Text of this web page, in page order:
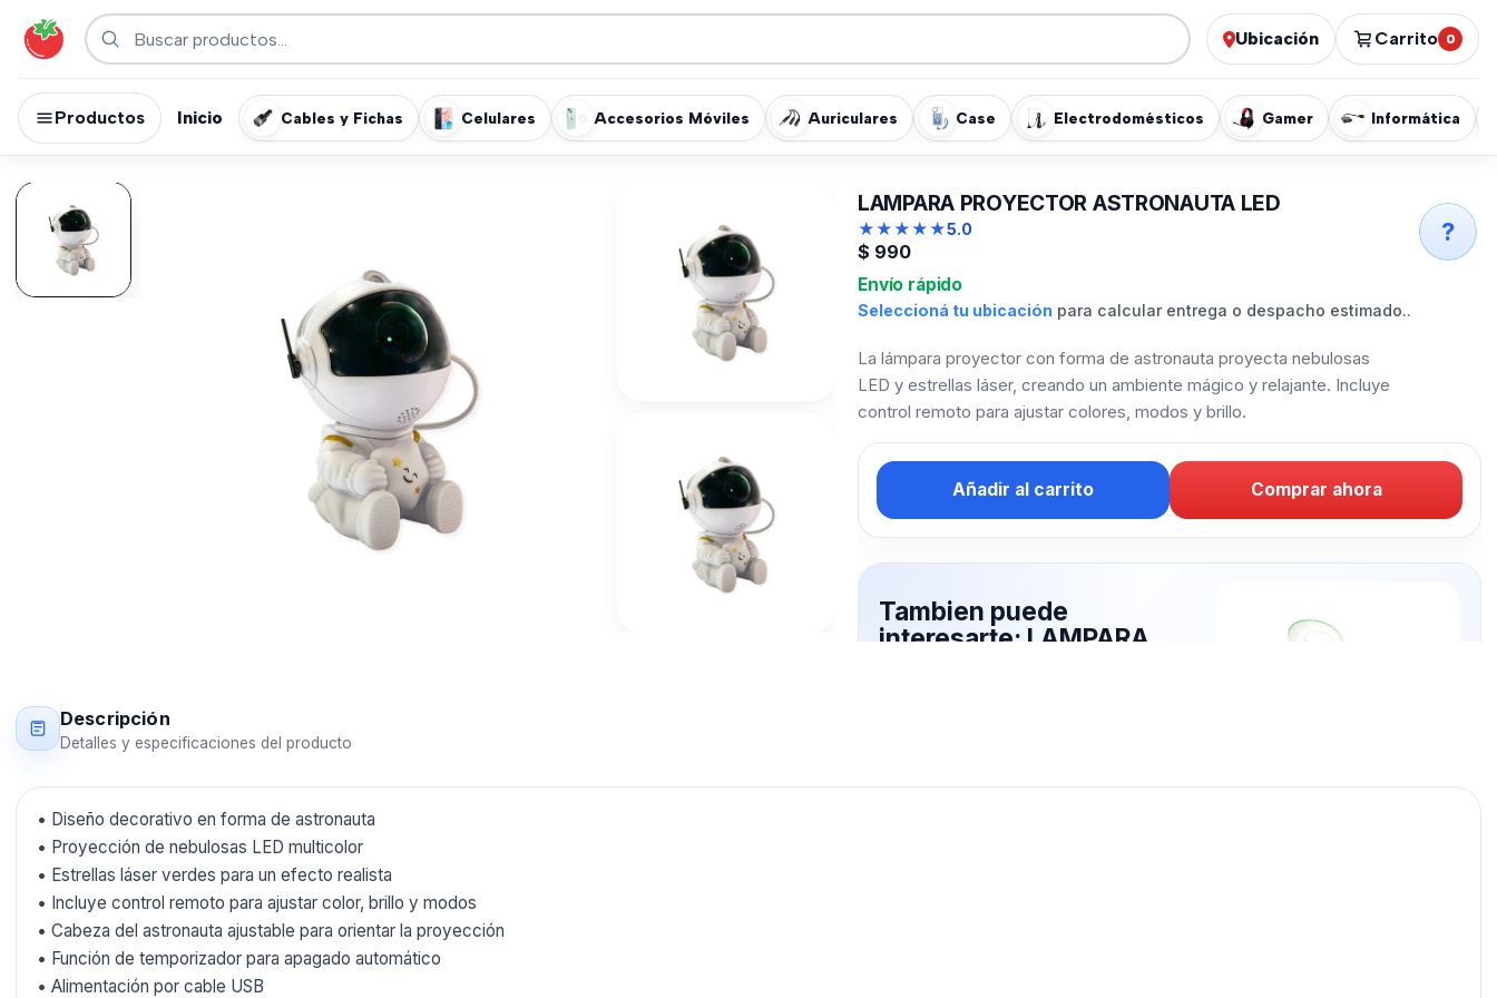
Ubicación Carrito 0
Productos Inicio Cables y Fichas Celulares Accesorios Móviles Auriculares Case Electrodomésticos Gamer Informática
LAMPARA PROYECTOR ASTRONAUTA LED
★★★★★5.0
$ 990
Envío rápido
Seleccioná tu ubicación para calcular entrega o despacho estimado..
La lámpara proyector con forma de astronauta proyecta nebulosas
LED y estrellas láser, creando un ambiente mágico y relajante. Incluye
control remoto para ajustar colores, modos y brillo.
Añadir al carrito Comprar ahora
Tambien puede
interesarte: LAMPARA
Descripción
Detalles y especificaciones del producto
• Diseño decorativo en forma de astronauta
• Proyección de nebulosas LED multicolor
• Estrellas láser verdes para un efecto realista
• Incluye control remoto para ajustar color, brillo y modos
• Cabeza del astronauta ajustable para orientar la proyección
• Función de temporizador para apagado automático
• Alimentación por cable USB
?